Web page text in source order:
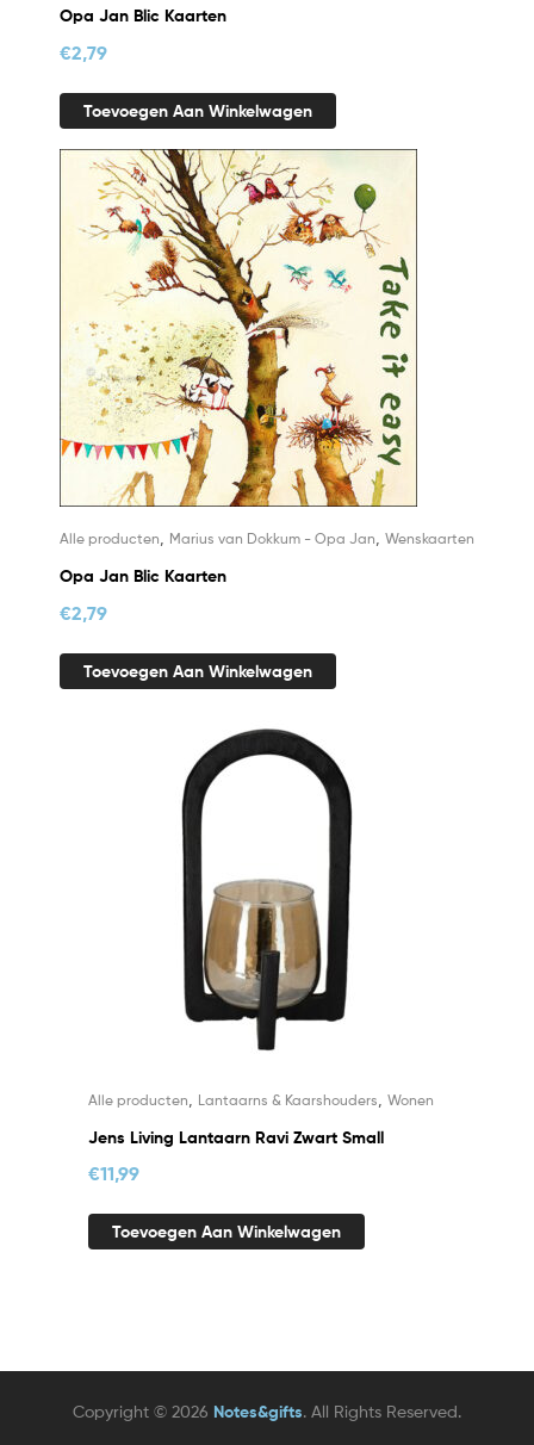
Opa Jan Blic Kaarten
€2,79
Toevoegen Aan Winkelwagen
Alle producten, Marius van Dokkum - Opa Jan, Wenskaarten
Opa Jan Blic Kaarten
€2,79
Toevoegen Aan Winkelwagen
Alle producten Lantaarns & Kaarshouders Wonen
Jens Living Lantaarn Ravi Zwart Small
€11,99
Toevoegen Aan Winkelwagen
Copyright © 2026 Notes&gifts. All Rights Reserved.